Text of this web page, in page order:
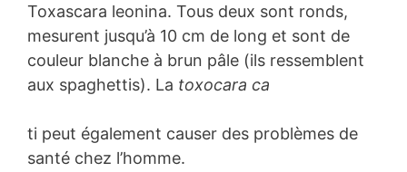
Toxascara leonina. Tous deux sont ronds,
mesurent jusqu’à 10 cm de long et sont de
couleur blanche à brun pâle (ils ressemblent
aux spaghettis). La toxocara ca
ti peut également causer des problèmes de
santé chez l’homme.